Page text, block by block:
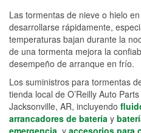
Las tormentas de nieve o hielo
desarrollarse rápidamente,
temperaturas bajan durante la
de una tormenta mejora la
desempeño de arranque en frío.
Los suministros para tormentas
tienda local de O’Reilly Auto
Jacksonville, AR, incluyendo
arrancadores de batería y